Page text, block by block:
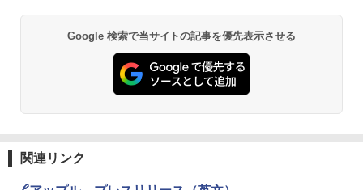
Google 検索で当サイトの記事を優先表示させる
関連リンク